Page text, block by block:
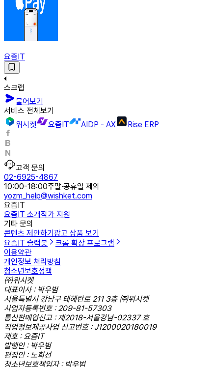
요즘IT
스크랩
물어보기
서비스 전체보기
위시켓
요즘IT AIDP - AX Rise ERP
고객 문의
02-6925-4867
10:00-18:00주말·공휴일 제외
yozm_help@wishket.com
요즘IT
요즘IT 소개작가 지원
기타 문의
콘텐츠 제안하기 광고 상품 보기
요즘IT 슬랙봇
크롬 확장 프로그램
이용약관
개인정보 처리방침
청소년보호정책
㈜위시켓
대표이사 : 박우범
서울특별시 강남구 테헤란로 211 3층 ㈜위시켓
사업자등록번호 : 209-81-57303
통신판매업신고 : 제2018-서울강남-02337 호
직업정보제공사업 신고번호 : J1200020180019
제호 : 요즘IT
발행인 : 박우범
편집인 : 노희선
청소년보호책임자 : 박우범